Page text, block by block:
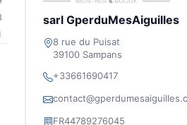
sarl GperduMesAiguilles
8 rue du Puisat
39100 Sampans
+33661690417
FR44789276045